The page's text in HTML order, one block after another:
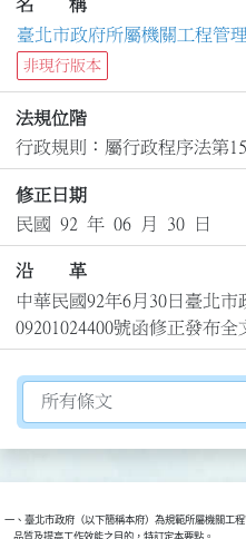
名 稱
臺北市政府所屬機關工程管
非現行版本
法規位階
行政規則：屬行政程序法第
修正日期
民國 92 年 06 月 30 日
沿 革
中華民國92年6月30日臺北
09201024400號函修正發布全
切換選擇法規資訊內容
一、臺北市政府（以下簡稱本府）為規範所屬機關工